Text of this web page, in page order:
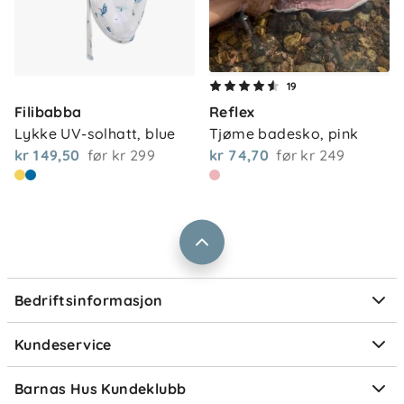
Filibabba
Lykke UV-solhatt, blue
kr 149,50 før kr 299
19
Reflex
Tjøme badesko, pink
kr 74,70 før kr 249
Bedriftsinformasjon
Våre butikker
Vårt samfunnsansvar
Jobbe i Barnas Hus
Størrelsesguider
Kundeservice
Frakt og levering
Retur og reklamasjon
Salgsbetingelser
Ofte stilte spørsmål
Om Klarna
Barnas Hus Kundeklubb
Medlemsvilkår